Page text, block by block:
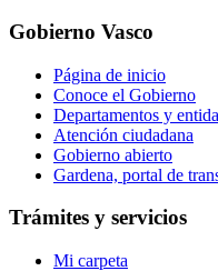
Gobierno Vasco
Página de inicio
Conoce el Gobierno
Departamentos y
Atención ciudadana
Gobierno abierto
Gardena, portal de
Trámites y servicios
Mi carpeta